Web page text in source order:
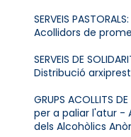
SERVEIS
Acollidors de
SERVEIS DE
Distribució
GRUPS ACOLLITS
per a paliar l'atur -
dels Alcohòlics